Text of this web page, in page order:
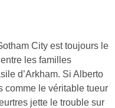
City est toujours le
les familles
d’Arkham. Si Alberto
comme le véritable tueur
jette le trouble sur